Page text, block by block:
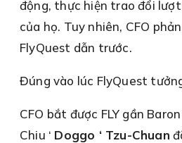
động, thực hiện trao đổi
của họ. Tuy nhiên, CFO
FlyQuest dẫn trước.
Đúng vào lúc FlyQuest
CFO bắt được FLY gần
Chiu ‘ Doggo ‘ Tzu-Chuan